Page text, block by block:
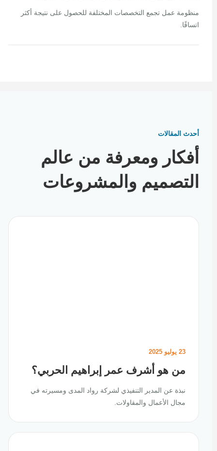
منظومة عمل تجمع التخصصات المختلفة للحصول على نتيجة أكثر
اتساقًا.
أحدث المقالات
أفكار ومعرفة من عالم
التصميم والمشروعات
23 يوليو 2025
من هو أشرف عمر إبراهيم الحربي؟
نبذة عن المدير التنفيذي لشركة رواد المدى ومسيرته في
مجال الأعمال والمقاولات.